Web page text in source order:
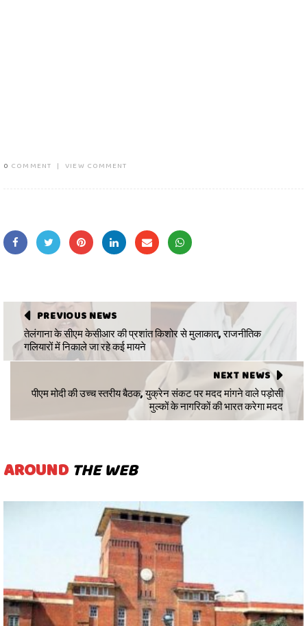
0 COMMENT | VIEW COMMENT
PREVIOUS NEWS
तेलंगाना के सीएम केसीआर की प्रशांत किशोर से मुलाकात, राजनीतिक
गलियारों में निकाले जा रहे कई मायने
NEXT NEWS
पीएम मोदी की उच्च स्तरीय बैठक, युक्रेन संकट पर मदद मांगने वाले पड़ोसी
मुल्‍कों के नागरिकों की भारत करेगा मदद
AROUND THE WEB